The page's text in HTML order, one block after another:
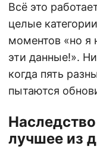
Всё это
целые
моментов «но я
эти данные!».
когда пять
пытаются
лучшее из